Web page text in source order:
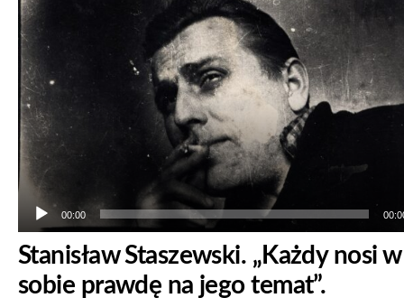
dźwiękowych
00:00
Stanisław Staszewski. „Każdy nosi w
sobie prawdę na jego temat”.